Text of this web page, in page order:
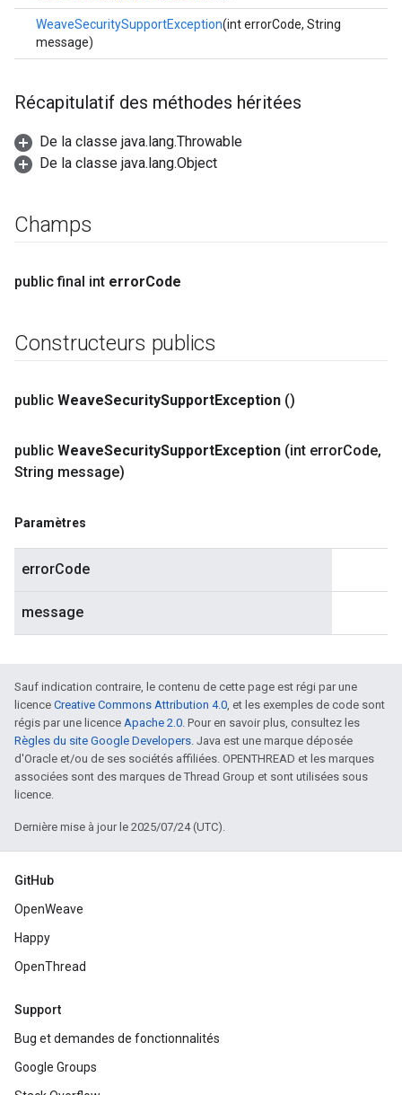
WeaveSecuritySupportException(int errorCode, String
message)
Récapitulatif des méthodes héritées
De la classe java.lang.Throwable
De la classe java.lang.Object
Champs
public final int errorCode
Constructeurs publics
public WeaveSecuritySupportException ()
public WeaveSecuritySupportException (int errorCode,
String message)
Paramètres
errorCode
message
Sauf indication contraire, le contenu de cette page est régi par une
licence Creative Commons Attribution 4.0, et les exemples de code sont
régis par une licence Apache 2.0. Pour en savoir plus, consultez les
Règles du site Google Developers. Java est une marque déposée
d'Oracle et/ou de ses sociétés affiliées. OPENTHREAD et les marques
associées sont des marques de Thread Group et sont utilisées sous
licence.
Dernière mise à jour le 2025/07/24 (UTC).
GitHub
OpenWeave
Happy
OpenThread
Support
Bug et demandes de fonctionnalités
Google Groups